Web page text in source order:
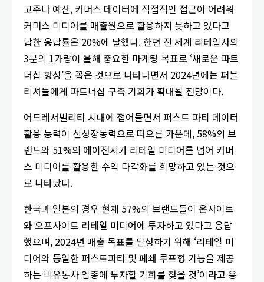
고주나 예산, 커머스 데이터에 직접적인 접근이 어려워
커머스 미디어를 매출원으로 활용하지 못하고 있다고
답한 응답률은 20%에 달했다. 한편 전 세계 리테일사의
3분의 1가량이 올해 중요한 마케팅 목표로 ‘새로운 파트
너십 형성’을 꼽은 것으로 나타나면서 2024년에는 퍼블
리셔들에게 파트너십 구축 기회가 확대될 전망이다.
어드레서빌리티 시대에 접어들면서 퍼스트 파티 데이터
활용 능력이 신성장동력으로 떠오른 가운데, 58%의 브
랜드와 51%의 에이전시가 리테일 미디어를 넘어 커머
스 미디어를 활용한 수익 다각화를 희망하고 있는 것으
로 나타났다.
한국과 일본의 경우 현재 57%의 브랜드들이 온사이트
와 오프사이트 리테일 미디어에 투자하고 있다고 응답
했으며, 2024년 매출 목표를 달성하기 위해 ‘리테일 미
디어와 동일한 퍼스트파티 및 폐쇄 루프형 기능을 제공
하는 비유통사 업종에 투자할 기회를 찾을 것’이라고 응